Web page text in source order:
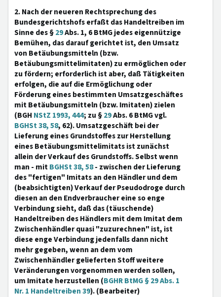
2. Nach der neueren Rechtsprechung des
Bundesgerichtshofs erfaßt das Handeltreiben im
Sinne des §29Abs. 1, 6 BtMG jedes eigennützige
Bemühen, das darauf gerichtet ist, den Umsatz
von Betäubungsmitteln (bzw.
Betäubungsmittelimitaten) zu ermöglichen oder
zu fördern; erforderlich ist aber, daß Tätigkeiten
erfolgen, die auf die Ermöglichung oder
Förderung eines bestimmten Umsatzgeschäftes
mit Betäubungsmitteln (bzw. Imitaten) zielen
(BGH NStZ 1993, 444; zu §29Abs. 6 BtMG vgl.
BGHSt 38, 58, 62). Umsatzgeschäft bei der
Lieferung eines Grundstoffes zur Herstellung
eines Betäubungsmittelimitats ist zunächst
allein der Verkauf des Grundstoffs. Selbst wenn
man - mitBGHSt 38, 58- zwischen der Lieferung
des "fertigen" Imitats an den Händler und dem
(beabsichtigten) Verkauf der Pseudodroge durch
diesen an den Endverbraucher eine so enge
Verbindung sieht, daß das (täuschende)
Handeltreiben des Händlers mit dem Imitat dem
Zwischenhändler quasi "zuzurechnen" ist, ist
diese enge Verbindung jedenfalls dann nicht
mehr gegeben, wenn an dem vom
Zwischenhändler gelieferten Stoff weitere
Veränderungen vorgenommen werden sollen,
um Imitate herzustellen (BGHR BtMG § 29 Abs. 1
Nr. 1 Handeltreiben 39). (Bearbeiter)